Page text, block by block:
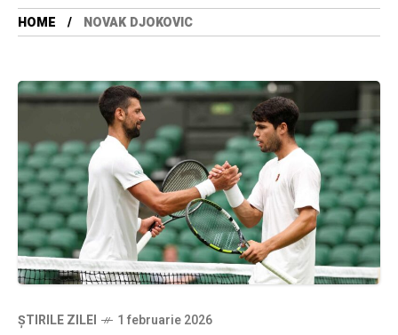
HOME NOVAK DJOKOVIC
ȘTIRILE ZILEI 1 februarie 2026